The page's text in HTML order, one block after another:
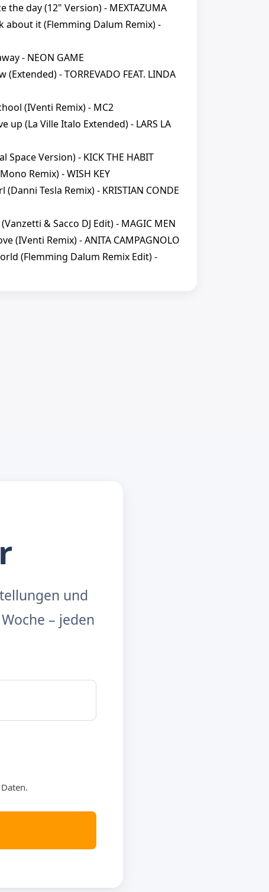
the day (12" Version) - MEXTAZUMA
about it (Flemming Dalum Remix) -
- NEON GAME
(Extended) - TORREVADO FEAT. LINDA
(IVenti Remix) - MC2
up (La Ville Italo Extended) - LARS LA
Space Version) - KICK THE HABIT
Remix) - WISH KEY
(Danni Tesla Remix) - KRISTIAN CONDE
& Sacco DJ Edit) - MAGIC MEN
(IVenti Remix) - ANITA CAMPAGNOLO
(Flemming Dalum Remix Edit) -
und
– jeden